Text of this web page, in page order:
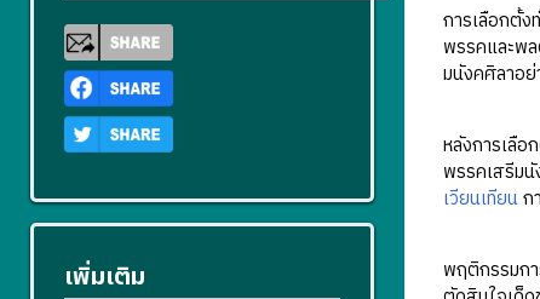
การเลือกตั้
พรรคและพล
มนังคศิลาอย่
หลังการเลื
พรรคเสรีม
เวียนเทียนก
พฤติกรรมก
เพิ่มเติม